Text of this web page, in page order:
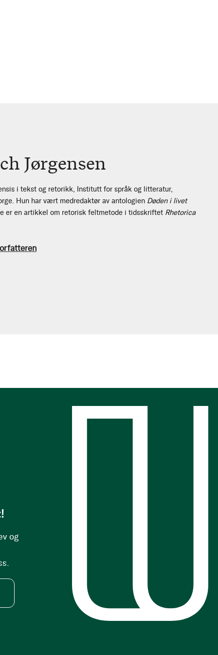
Jørgensen
i tekst og retorikk, Institutt for språk og litteratur,
Hun har vært medredaktør av antologien Døden i livet
er en artikkel om retorisk feltmetode i tidsskriftet Rhetorica
og